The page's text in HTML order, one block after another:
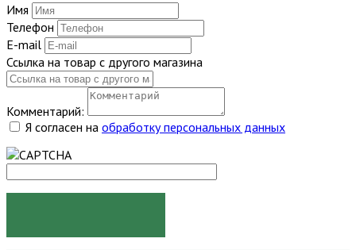
Имя
Телефон
E-mail
Ссылка на товар с другого магазина
Комментарий:
Я согласен на обработку персональных данных